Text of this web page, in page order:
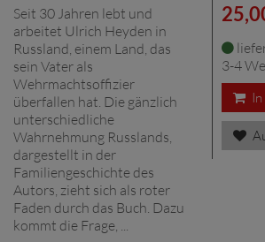
Seit 30 Jahren lebt und
arbeitet Ulrich Heyden in
Russland, einem Land, das
sein Vater als
Wehrmachtsoffizier
überfallen hat. Die gänzlich
unterschiedliche
Wahrnehmung Russlands,
dargestellt in der
Familiengeschichte des
Autors, zieht sich als roter
Faden durch das Buch. Dazu
kommt die Frage, ...
3-4